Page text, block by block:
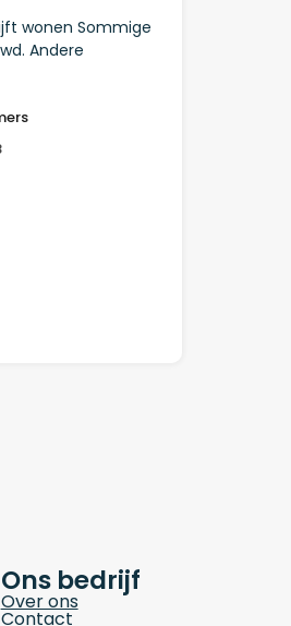
wonen Sommige
Andere
Ons bedrijf
Over ons
Contact